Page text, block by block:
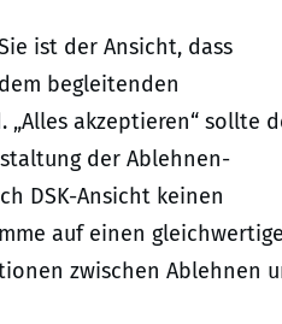
ist der Ansicht, dass
begleitenden
akzeptieren“ sollte
der Ablehnen-
DSK-Ansicht keinen
auf einen
zwischen Ablehnen